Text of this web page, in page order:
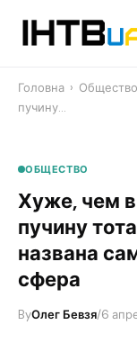
Головна › Общество
пучину…
ОБЩЕСТВО
​Хуже, чем
пучину
названа
сфера
ByОлег Бевзя/6